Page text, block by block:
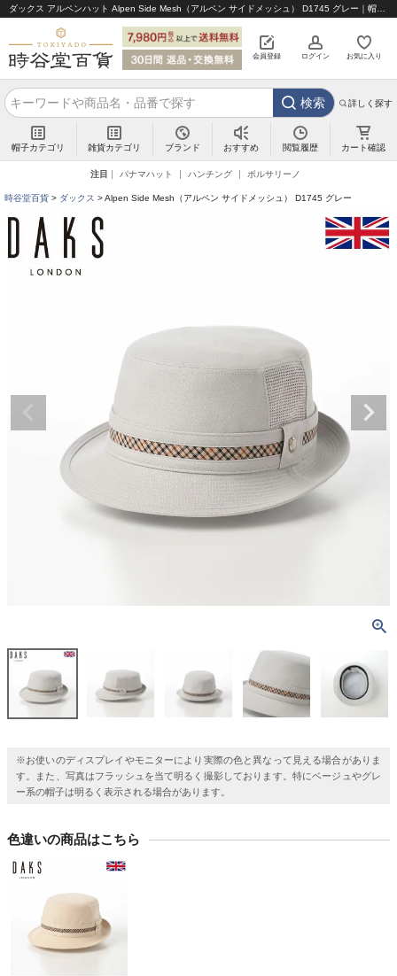
会員登録 ログイン お気に入り
検索 詳しく探す
帽子カテゴリ 雑貨カテゴリ ブランド おすすめ 閲覧履歴 カート確認
注目 パナマハット ハンチング ボルサリーノ
時谷堂百貨 ダックス Alpen Side Mesh（アルペン サイドメッシュ） D1745 グレー
※お使いのディスプレイやモニターにより実際の色と異なって見える場合がありま
す。また、写真はフラッシュを当て明るく撮影しております。特にベージュやグレ
ー系の帽子は明るく表示される場合があります。
色違いの商品はこちら